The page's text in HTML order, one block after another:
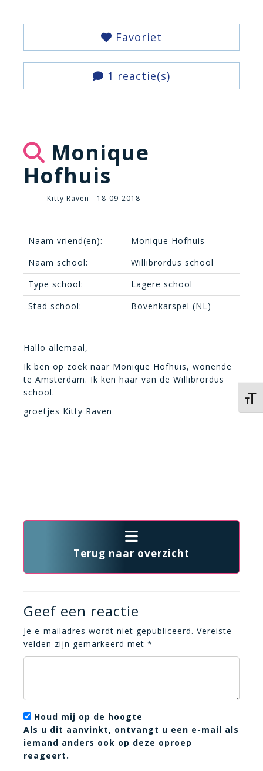
Favoriet
1 reactie(s)
Monique
Hofhuis
Kitty Raven - 18-09-2018
Naam vriend(en):
Monique Hofhuis
Naam school:
Willibrordus school
Type school:
Lagere school
Stad school:
Bovenkarspel (NL)
Hallo allemaal,
Ik ben op zoek naar Monique Hofhuis, wonende
te Amsterdam. Ik ken haar van de Willibrordus
school.
groetjes Kitty Raven
Terug naar overzicht
Geef een reactie
Je e-mailadres wordt niet gepubliceerd. Vereiste
velden zijn gemarkeerd met *
Houd mij op de hoogte
Als u dit aanvinkt, ontvangt u een e-mail als
iemand anders ook op deze oproep
reageert.